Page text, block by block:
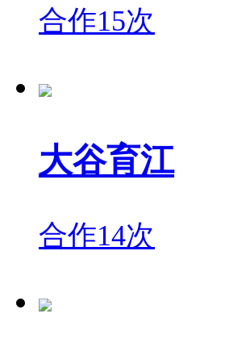
合作15次
大谷育江
合作14次